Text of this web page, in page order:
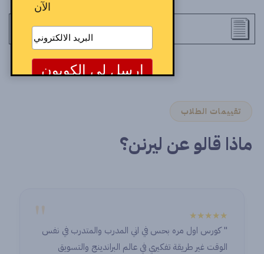
تقييمات الطلاب
ماذا قالو عن ليرنن؟
"
★★★★★
" كورس اول مره بحس في اني المدرب والمتدرب في نفس
الوقت غير طريقة تفكيري في عالم البراندينج والتسويق
الآن